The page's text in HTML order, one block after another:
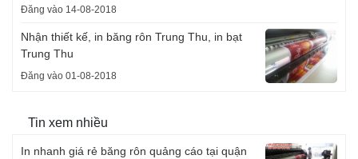
Đăng vào 14-08-2018
Nhận thiết kế, in băng rôn Trung Thu, in bạt
Trung Thu
Đăng vào 01-08-2018
Tin xem nhiều
In nhanh giá rẻ băng rôn quảng cáo tại quận